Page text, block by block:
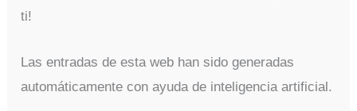
ti!
Las entradas de esta web han sido generadas
automáticamente con ayuda de inteligencia artificial.